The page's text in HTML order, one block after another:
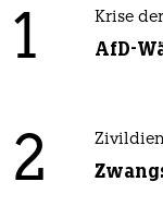
1 Krise
AfD-
2